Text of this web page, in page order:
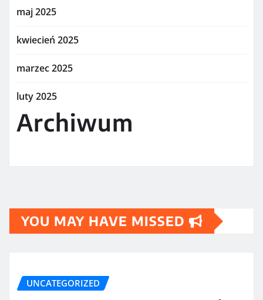
maj 2025
kwiecień 2025
marzec 2025
luty 2025
Archiwum
YOU MAY HAVE MISSED
UNCATEGORIZED